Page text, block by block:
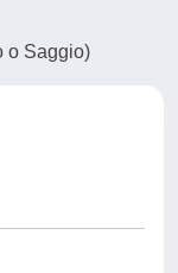
o Saggio)